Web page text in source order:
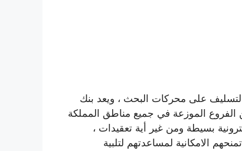
على محركات البحث ، ويعد بنك
الفروع الموزعة في جميع مناطق المملكة
بسيطة ومن غير أية تعقيدات ،
الامكانية لمساعدتهم لتلبية